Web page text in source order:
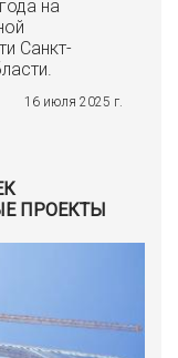
на
Санкт-
16 июля 2025 г.
ПРОЕКТЫ